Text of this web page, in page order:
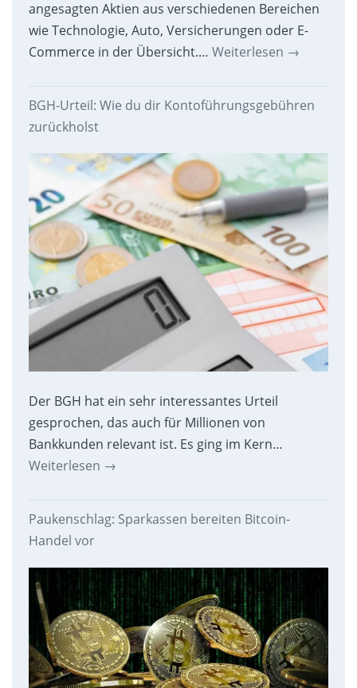
angesagten Aktien aus verschiedenen Bereichen
wie Technologie, Auto, Versicherungen oder E-
Commerce in der Übersicht.… Weiterlesen →
BGH-Urteil: Wie du dir Kontoführungsgebühren
zurückholst
Der BGH hat ein sehr interessantes Urteil
gesprochen, das auch für Millionen von
Bankkunden relevant ist. Es ging im Kern…
Weiterlesen →
Paukenschlag: Sparkassen bereiten Bitcoin-
Handel vor